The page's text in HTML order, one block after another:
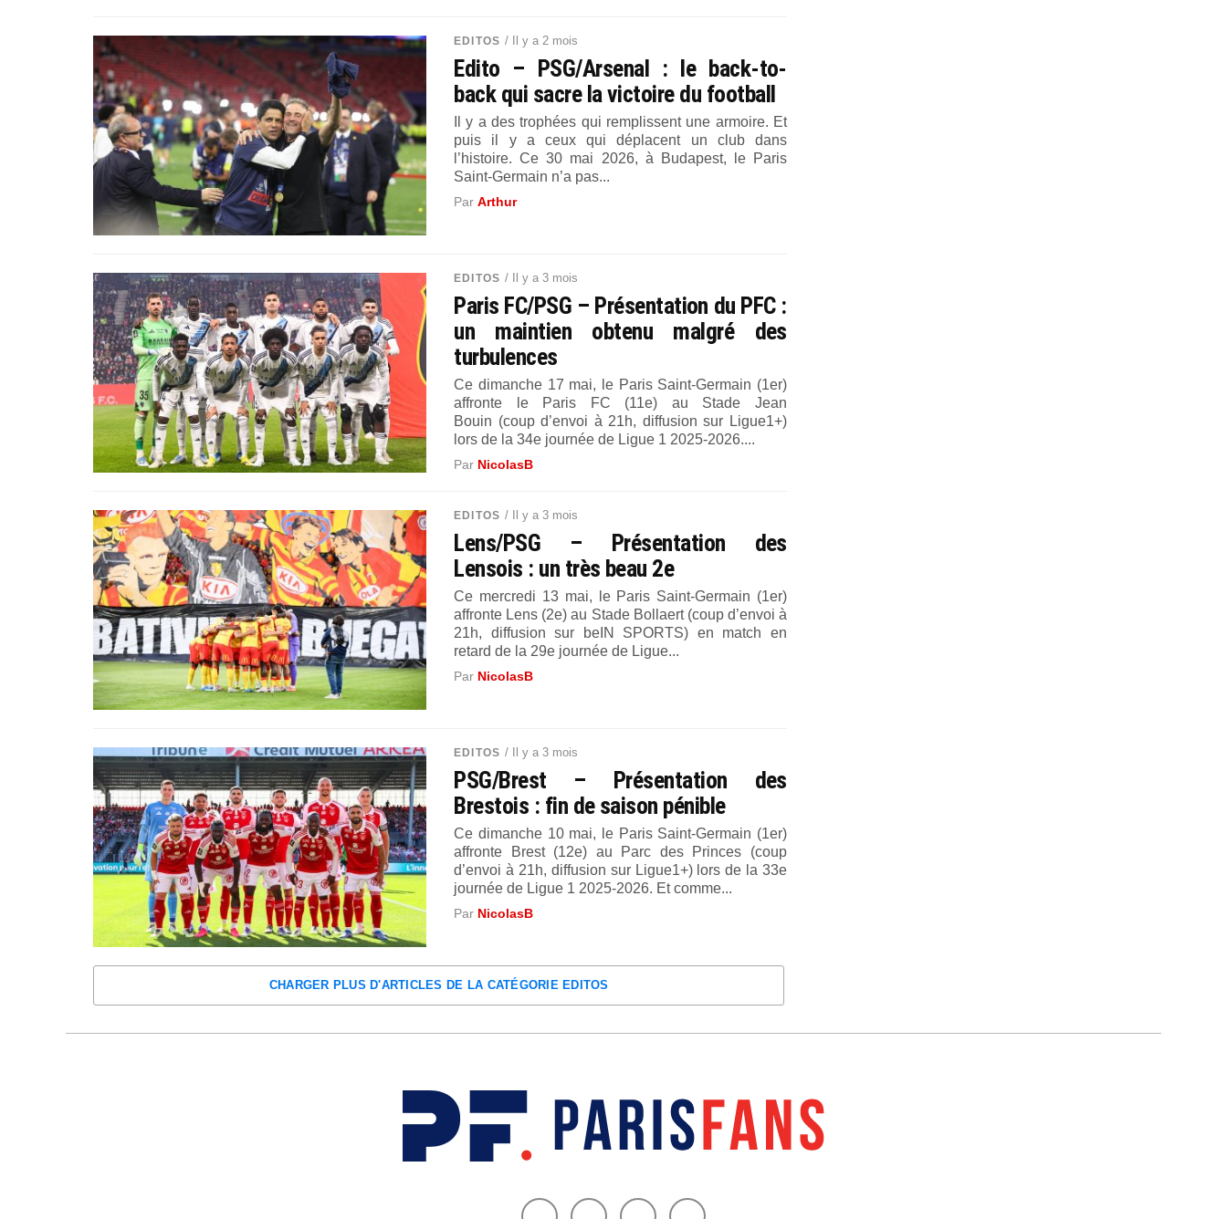
EDITOS / Il y a 2 mois
Edito – PSG/Arsenal : le back-to-
back qui sacre la victoire du football
Il y a des trophées qui remplissent une armoire. Et
puis il y a ceux qui déplacent un club dans
l’histoire. Ce 30 mai 2026, à Budapest, le Paris
Saint-Germain n’a pas...
ParArthur
EDITOS / Il y a 3 mois
Paris FC/PSG – Présentation du PFC :
un maintien obtenu malgré des
turbulences
Ce dimanche 17 mai, le Paris Saint-Germain (1er)
affronte le Paris FC (11e) au Stade Jean
Bouin (coup d’envoi à 21h, diffusion sur Ligue1+)
lors de la 34e journée de Ligue 1 2025-2026....
Par NicolasB
EDITOS / Il y a 3 mois
Lens/PSG – Présentation des
Lensois : un très beau 2e
Ce mercredi 13 mai, le Paris Saint-Germain (1er)
affronte Lens (2e) au Stade Bollaert (coup d’envoi à
21h, diffusion sur beIN SPORTS) en match en
retard de la 29e journée de Ligue...
Par NicolasB
EDITOS / Il y a 3 mois
PSG/Brest – Présentation des
Brestois : fin de saison pénible
Ce dimanche 10 mai, le Paris Saint-Germain (1er)
affronte Brest (12e) au Parc des Princes (coup
d’envoi à 21h, diffusion sur Ligue1+) lors de la 33e
journée de Ligue 1 2025-2026. Et comme...
Par NicolasB
CHARGER PLUS D'ARTICLES DE LA CATÉGORIE EDITOS